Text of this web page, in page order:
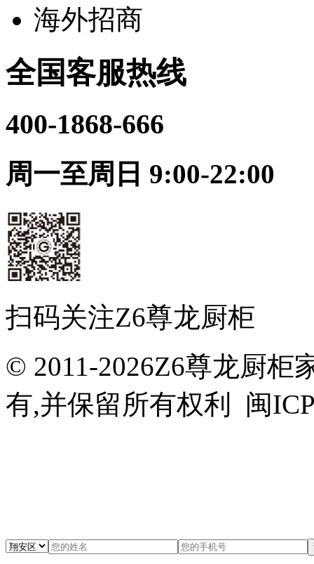
海外招商
全国客服热线
400-1868-666
周一至周日 9:00-22:00
扫码关注Z6尊龙厨柜
© 2011-2026Z6尊龙厨柜
有,并保留所有权利 闽